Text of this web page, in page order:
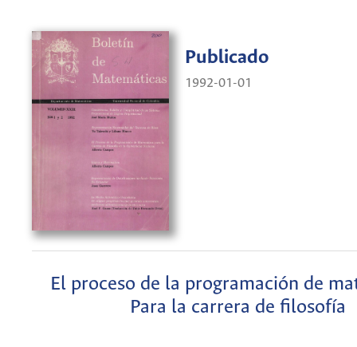
Publicado
1992-01-01
El proceso de la programación de
Para la carrera de filosofía